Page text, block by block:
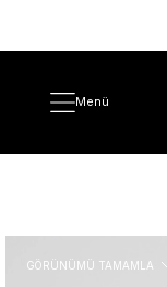
Menü
GÖRÜNÜMÜ TAMAMLA